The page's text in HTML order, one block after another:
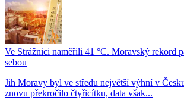
Ve Strážnici naměřili 41 °C. Moravský rekord
sebou
Jih Moravy byl ve středu největší výhní v
znovu překročilo čtyřicítku, data však...